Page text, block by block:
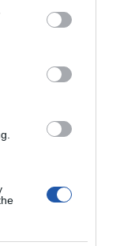
mu
kontrast
wzrok widza na
z myślą o
prosty i szybki
lub zamocować go za
idealnie sprawdzi się